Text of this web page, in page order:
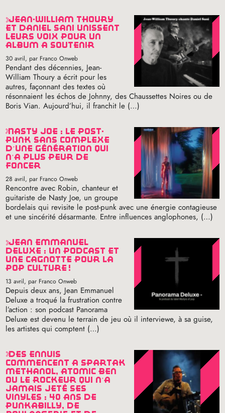
jean-william thoury
et daniel sani unissent
leurs voix pour un
album à soutenir
30 avril, par Franco Onweb
Pendant des décennies, Jean-
William Thoury a écrit pour les
autres, façonnant des textes où
résonnaient les échos de Johnny, des Chaussettes Noires ou de
Boris Vian. Aujourd’hui, il franchit le (…)
nasty joe : le post-
punk sans complexe
d’une génération qui
n’a plus peur de
foncer
28 avril, par Franco Onweb
Rencontre avec Robin, chanteur et
guitariste de Nasty Joe, un groupe
bordelais qui revisite le post-punk avec une énergie contagieuse
et une sincérité désarmante. Entre influences anglophones, (…)
jean emmanuel
deluxe : un podcast et
une cagnotte pour la
pop culture !
13 avril, par Franco Onweb
Depuis deux ans, Jean Emmanuel
Deluxe a troqué la frustration contre
l’action : son podcast Panorama
Deluxe est devenu le terrain de jeu où il interviewe, à sa guise,
les artistes qui comptent (…)
des ennuis
commencent à spartak
methanol, atomic ben
ou le rockeur qui n’a
jamais jeté ses
vinyles : 40 ans de
punkabilly, de